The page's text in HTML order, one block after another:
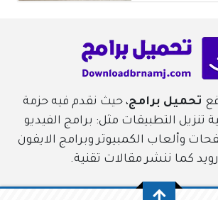
تحميل برامج، حيث نقدم فيه حزمة
تنزيل التطبيقات مثل: برامج الفيديو
وألعاب الكمبيوتر وبرامج الايفون
كما ننشر مقالات تقنية.